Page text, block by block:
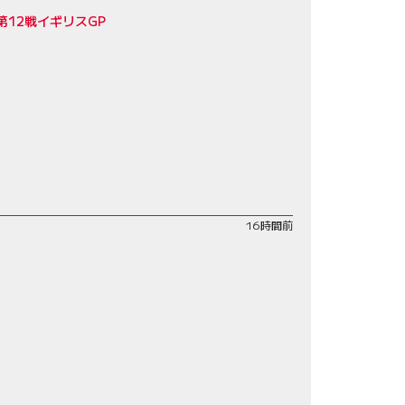
12戦イギリスGP
16時間前